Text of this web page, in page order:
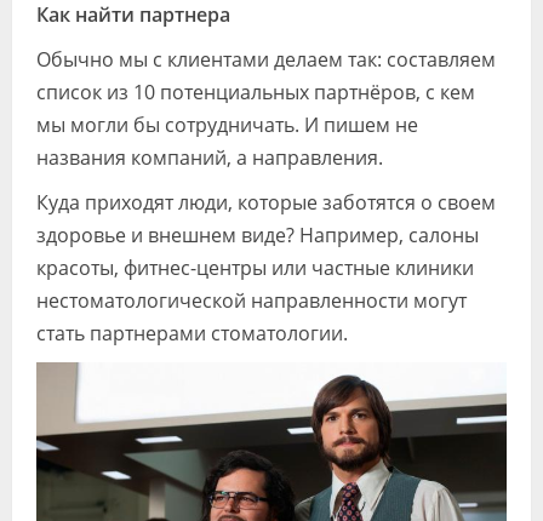
Как найти партнера
Обычно мы с клиентами делаем так: составляем
список из 10 потенциальных партнёров, с кем
мы могли бы сотрудничать. И пишем не
названия компаний, а направления.
Куда приходят люди, которые заботятся о своем
здоровье и внешнем виде? Например, салоны
красоты, фитнес-центры или частные клиники
нестоматологической направленности могут
стать партнерами стоматологии.